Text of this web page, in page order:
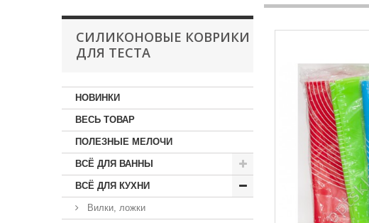
СИЛИКОНОВЫЕ КОВРИКИ
ДЛЯ ТЕСТА
НОВИНКИ
ВЕСЬ ТОВАР
ПОЛЕЗНЫЕ МЕЛОЧИ
ВСЁ ДЛЯ ВАННЫ
ВСЁ ДЛЯ КУХНИ
Вилки, ложки